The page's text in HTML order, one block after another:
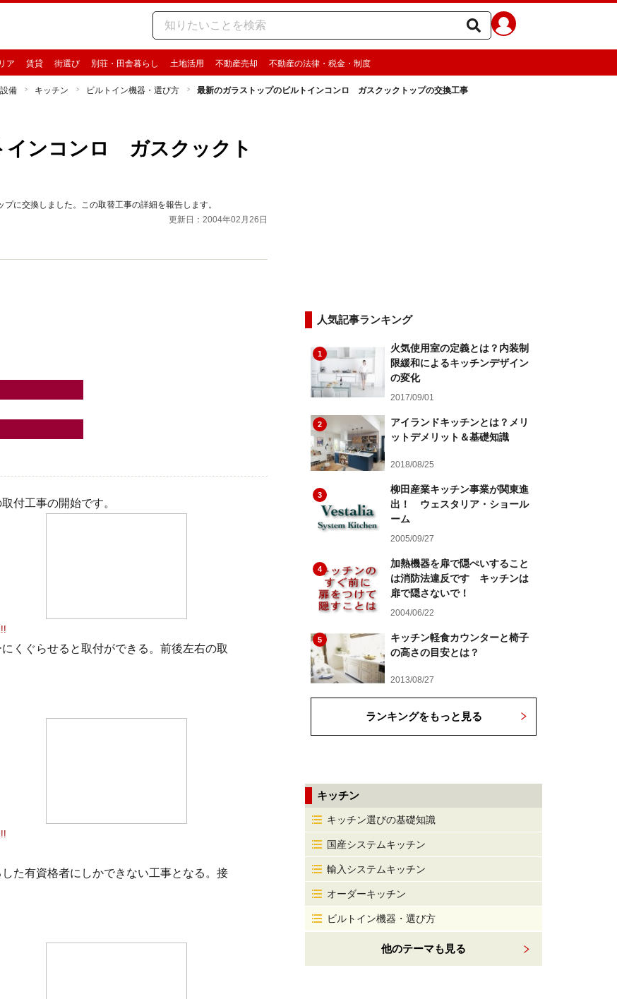
ア 賃貸 街選び 別荘・田舎暮らし 土地活用 不動産売却 不動産の法律・税金・制度
備 キッチン ビルトイン機器・選び方 最新のガラストップのビルトインコンロ ガスクックトップの交換工事
インコンロ ガスクックト
に交換しました。この取替工事の詳細を報告します。
更新日：2004年02月26日
付工事の開始です。
くぐらせると取付ができる。前後左右の取
た有資格者にしかできない工事となる。接
人気記事ランキング
1
火気使用室の定義とは？内装制
限緩和によるキッチンデザイン
の変化
2017/09/01
2
アイランドキッチンとは？メリ
ットデメリット＆基礎知識
2018/08/25
3
柳田産業キッチン事業が関東進
出！ ウェスタリア・ショール
ーム
2005/09/27
4
加熱機器を扉で隠ぺいすること
は消防法違反です キッチンは
扉で隠さないで！
2004/06/22
5
キッチン軽食カウンターと椅子
の高さの目安とは？
2013/08/27
ランキングをもっと見る
キッチン
キッチン選びの基礎知識
国産システムキッチン
輸入システムキッチン
オーダーキッチン
ビルトイン機器・選び方
他のテーマも見る